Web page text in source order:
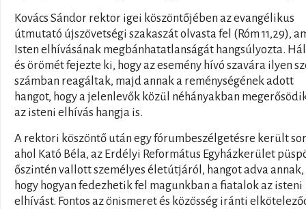
Kovács Sándor rektor igei köszöntőjében az evangélikus
útmutató újszövetségi szakaszát olvasta fel (Róm 11,29),
Isten elhívásának megbánhatatlanságát hangsúlyozta.
és örömét fejezte ki, hogy az esemény hívó szavára ilyen
számban reagáltak, majd annak a reménységének adott
hangot, hogy a jelenlevők közül néhányakban
az isteni elhívás hangja is.
A rektori köszöntő után egy fórumbeszélgetésre került
ahol Kató Béla, az Erdélyi Református Egyházkerület
őszintén vallott személyes életútjáról, hangot adva annak,
hogy hogyan fedezhetik fel magunkban a fiatalok az isteni
elhívást. Fontos az önismeret és közösség iránti